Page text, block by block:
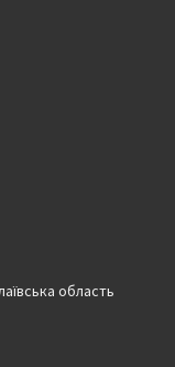
область